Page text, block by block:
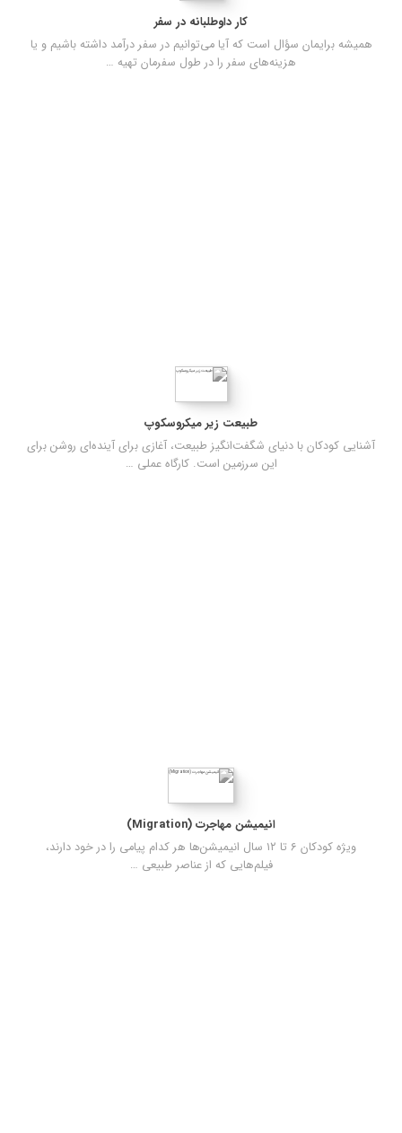
کار داوطلبانه در سفر
همیشه برایمان سؤال است که آیا می‌توانیم در سفر درآمد داشته باشیم و یا
هزینه‌های سفر را در طول سفرمان تهیه …
طبیعت زیر میکروسکوپ
آشنایی کودکان با دنیای شگفت‌انگیز طبیعت، آغازی برای آینده‌ای روشن برای
این سرزمین است. کارگاه عملی …
انیمیشن مهاجرت (Migration)
ویژه کودکان ۶ تا ۱۲ سال انیمیشن‌ها هر کدام پیامی را در خود دارند،
فیلم‌هایی که از عناصر طبیعی …